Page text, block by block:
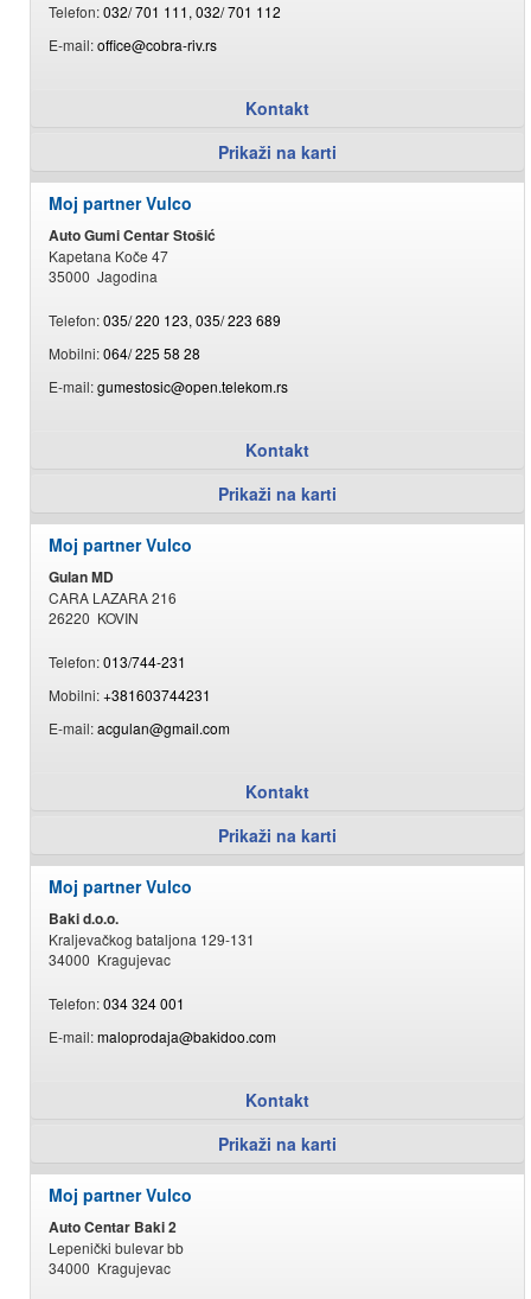
Telefon:032/ 701 111, 032/ 701 112
E-mail:office@cobra-riv.rs
Kontakt
Prikaži na karti
Moj partner Vulco
Auto Gumi Centar Stošić
Kapetana Koče 47
35000 Jagodina
Telefon:035/ 220 123, 035/ 223 689
Mobilni:064/ 225 58 28
E-mail:gumestosic@open.telekom.rs
Kontakt
Prikaži na karti
Moj partner Vulco
Gulan MD
CARA LAZARA 216
26220 KOVIN
Telefon:013/744-231
Mobilni:+381603744231
E-mail:acgulan@gmail.com
Kontakt
Prikaži na karti
Moj partner Vulco
Baki d.o.o.
Kraljevačkog bataljona 129-131
34000 Kragujevac
Telefon:034 324 001
E-mail:maloprodaja@bakidoo.com
Kontakt
Prikaži na karti
Moj partner Vulco
Auto Centar Baki 2
Lepenički bulevar bb
34000 Kragujevac